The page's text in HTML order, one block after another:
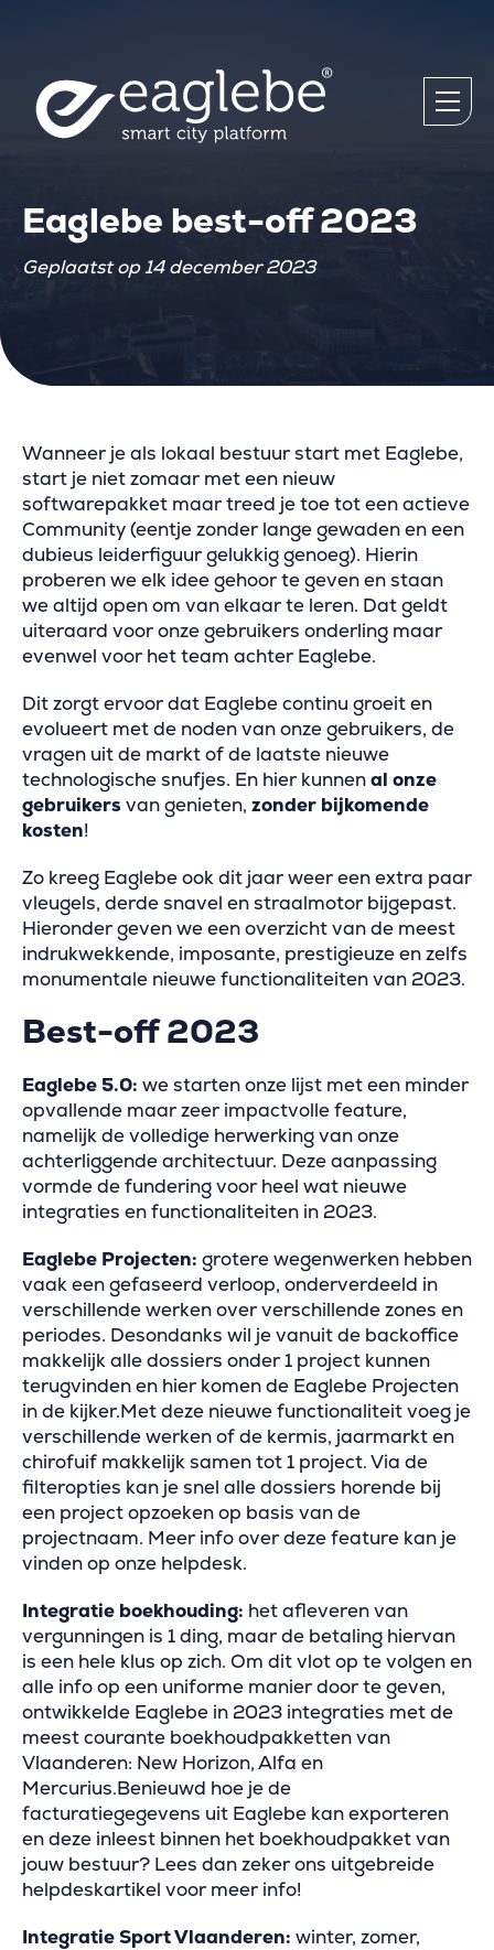
Eaglebe best-off 2023
Geplaatst op 14 december 2023
Wanneer je als lokaal bestuur start met Eaglebe,
start je niet zomaar met een nieuw
softwarepakket maar treed je toe tot een actieve
Community (eentje zonder lange gewaden en een
dubieus leiderfiguur gelukkig genoeg). Hierin
proberen we elk idee gehoor te geven en staan
we altijd open om van elkaar te leren. Dat geldt
uiteraard voor onze gebruikers onderling maar
evenwel voor het team achter Eaglebe.
Dit zorgt ervoor dat Eaglebe continu groeit en
evolueert met de noden van onze gebruikers, de
vragen uit de markt of de laatste nieuwe
technologische snufjes. En hier kunnenal onze
gebruikers van genieten, zonder bijkomende
kosten!
Zo kreeg Eaglebe ook dit jaar weer een extra paar
vleugels, derde snavel en straalmotor bijgepast.
Hieronder geven we een overzicht van de meest
indrukwekkende, imposante, prestigieuze en zelfs
monumentale nieuwe functionaliteiten van 2023.
Best-off 2023
Eaglebe 5.0: we starten onze lijst met een minder
opvallende maar zeer impactvolle feature,
namelijk de volledige herwerking van onze
achterliggende architectuur. Deze aanpassing
vormde de fundering voor heel wat nieuwe
integraties en functionaliteiten in 2023.
Eaglebe Projecten: grotere wegenwerken hebben
vaak een gefaseerd verloop, onderverdeeld in
verschillende werken over verschillende zones en
periodes. Desondanks wil je vanuit de backoffice
makkelijk alle dossiers onder 1 project kunnen
terugvinden en hier komen de Eaglebe Projecten
in de kijker.Met deze nieuwe functionaliteit voeg je
verschillende werken of de kermis, jaarmarkt en
chirofuif makkelijk samen tot 1 project. Via de
filteropties kan je snel alle dossiers horende bij
een project opzoeken op basis van de
projectnaam. Meer info over deze feature kan je
vinden op onze helpdesk.
Integratie boekhouding: het afleveren van
vergunningen is 1 ding, maar de betaling hiervan
is een hele klus op zich. Om dit vlot op te volgen en
alle info op een uniforme manier door te geven,
ontwikkelde Eaglebe in 2023 integraties met de
meest courante boekhoudpakketten van
Vlaanderen: New Horizon, Alfa en
Mercurius.Benieuwd hoe je de
facturatiegegevens uit Eaglebe kan exporteren
en deze inleest binnen het boekhoudpakket van
jouw bestuur? Lees dan zeker ons uitgebreide
helpdeskartikel voor meer info!
Integratie Sport Vlaanderen: winter, zomer,